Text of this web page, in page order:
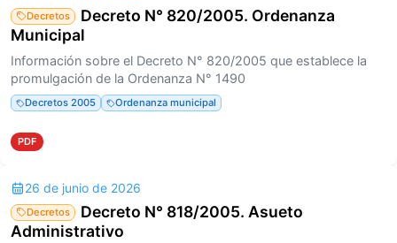
Decretos
Decreto N° 820/2005. Ordenanza
Municipal
Información sobre el Decreto N° 820/2005 que establece la
promulgación de la Ordenanza N° 1490
Decretos 2005 Ordenanza municipal
PDF
26 de junio de 2026
Decretos
Decreto N° 818/2005. Asueto
Administrativo